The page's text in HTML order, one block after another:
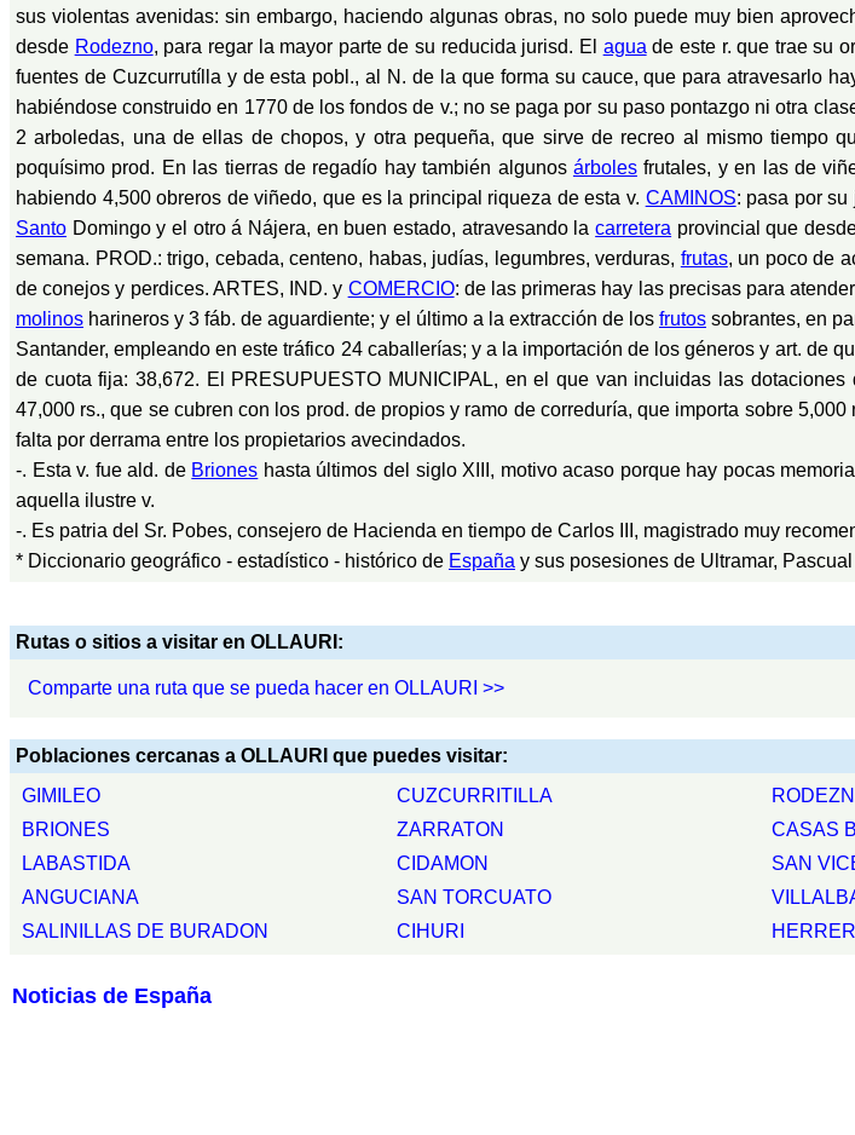
sus violentas avenidas: sin embargo, haciendo algunas obras, no solo puede muy bien
desde Rodezno, para regar la mayor parte de su reducida jurisd. El agua de este r. que trae su
fuentes de Cuzcurrutílla y de esta pobl., al N. de la que forma su cauce, que para atravesarlo
habiéndose construido en 1770 de los fondos de v.; no se paga por su paso pontazgo ni otra
2 arboledas, una de ellas de chopos, y otra pequeña, que sirve de recreo al mismo tiempo
poquísimo prod. En las tierras de regadío hay también algunos árbolesfrutales, y en las de
habiendo 4,500 obreros de viñedo, que es la principal riqueza de esta v. CAMINOS: pasa por
Santo Domingo y el otro á Nájera, en buen estado, atravesando lacarretera provincial que
semana. PROD.: trigo, cebada, centeno, habas, judías, legumbres, verduras, frutas, un poco de
de conejos y perdices. ARTES, IND. y COMERCIO: de las primeras hay las precisas para
molinos harineros y 3 fáb. de aguardiente; y el último a la extracción de los frutossobrantes, en
Santander, empleando en este tráfico 24 caballerías; y a la importación de los géneros y art. de
de cuota fija: 38,672. El PRESUPUESTO MUNICIPAL, en el que van incluidas las dotaciones
47,000 rs., que se cubren con los prod. de propios y ramo de correduría, que importa sobre
falta por derrama entre los propietarios avecindados.
-. Esta v. fue ald. de Briones hasta últimos del siglo XIII, motivo acaso porque hay pocas
aquella ilustre v.
-. Es patria del Sr. Pobes, consejero de Hacienda en tiempo de Carlos III, magistrado muy
* Diccionario geográfico - estadístico - histórico de España y sus posesiones de Ultramar,
Rutas o sitios a visitar en OLLAURI:
Comparte una ruta que se pueda hacer en OLLAURI >>
Poblaciones cercanas a OLLAURI que puedes visitar:
GIMILEO
CUZCURRITILLA
BRIONES
ZARRATON CASAS
LABASTIDA
CIDAMON SAN
ANGUCIANA
SAN TORCUATO
SALINILLAS DE BURADON
CIHURI
Noticias de España